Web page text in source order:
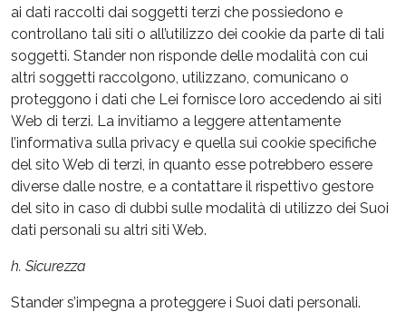
ai dati raccolti dai soggetti terzi che possiedono e
controllano tali siti o all’utilizzo dei cookie da parte di tali
soggetti. Stander non risponde delle modalità con cui
altri soggetti raccolgono, utilizzano, comunicano o
proteggono i dati che Lei fornisce loro accedendo ai siti
Web di terzi. La invitiamo a leggere attentamente
l’informativa sulla privacy e quella sui cookie specifiche
del sito Web di terzi, in quanto esse potrebbero essere
diverse dalle nostre, e a contattare il rispettivo gestore
del sito in caso di dubbi sulle modalità di utilizzo dei Suoi
dati personali su altri siti Web.
h. Sicurezza
Stander s’impegna a proteggere i Suoi dati personali.